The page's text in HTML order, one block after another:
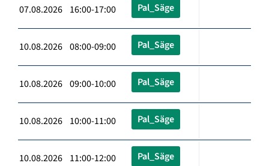
07.08.2026 16:00-17:00 Pal_Säge
10.08.2026 08:00-09:00 Pal_Säge
10.08.2026 09:00-10:00 Pal_Säge
10.08.2026 10:00-11:00 Pal_Säge
10.08.2026 11:00-12:00 Pal_Säge